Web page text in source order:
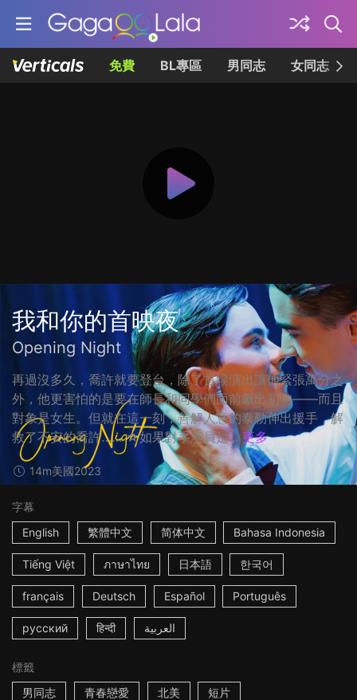
免費 BL專區 男同志 女同志
我和你的首映夜
Opening Night
再過沒多久，喬許就要登台，除了首場演出讓他緊張萬分之
外，他更害怕的是要在師長和同學們面前獻出初吻——而且
對象是女生。但就在這一刻，善解人意的泰勒伸出援手，解
救了不安的喬許…… ☆如果對手演員是... 更多
14m美國2023
字幕
English
繁體中文 简体中文 Bahasa Indonesia
Tiếng Việt ภาษาไทย 日本語 한국어
français Deutsch Español Português
русский हिन्दी العربية
標籤
男同志
青春戀愛 北美 短片